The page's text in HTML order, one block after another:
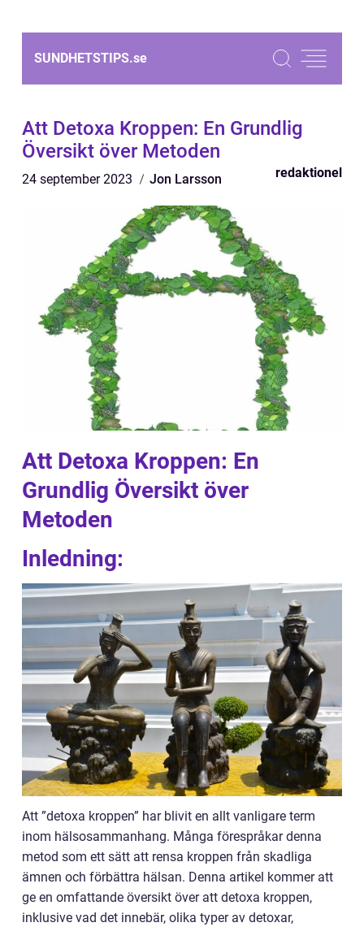
SUNDHETSTIPS.se
Att Detoxa Kroppen: En Grundlig
Översikt över Metoden
24 september 2023 Jon Larsson redaktionel
Att Detoxa Kroppen: En
Grundlig Översikt över
Metoden
Inledning:
Att ”detoxa kroppen” har blivit en allt vanligare term
inom hälsosammanhang. Många förespråkar denna
metod som ett sätt att rensa kroppen från skadliga
ämnen och förbättra hälsan. Denna artikel kommer att
ge en omfattande översikt över att detoxa kroppen,
inklusive vad det innebär, olika typer av detoxar,